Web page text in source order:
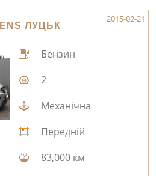
ЛУЦЬК
2015-02-21
Бензин
2
Механічна
Передній
83,000 км